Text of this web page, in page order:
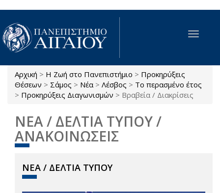
Παράκαμψη προς το κυρίως περιεχόμενο
Toggle
Είστε εδώ
Αρχική > Η Ζωή στο Πανεπιστήμιο > Προκηρύξεις
Θέσεων > Σάμος > Νέα > Λέσβος > Το περασμένο έτος
> Προκηρύξεις Διαγωνισμών > Βραβεία / Διακρίσεις
ΝΕΑ / ΔΕΛΤΙΑ ΤΥΠΟΥ /
ΑΝΑΚΟΙΝΩΣΕΙΣ
ΝΕΑ / ΔΕΛΤΙΑ ΤΥΠΟΥ